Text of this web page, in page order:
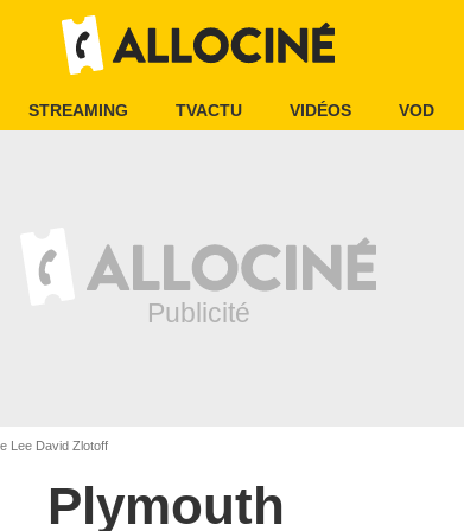
STREAMING TVACTU VIDÉOS VOD
Lee David Zlotoff
Plymouth